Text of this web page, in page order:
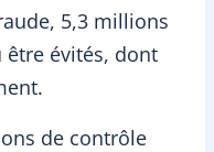
5,3 millions
être évités, dont
de contrôle